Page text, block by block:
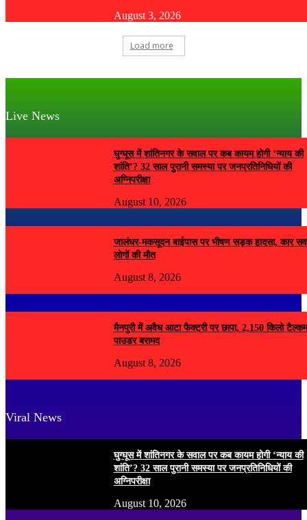
August 3, 2026
Load more
Live News
घुग्घूस में शांतिनगर के सवाल पर कब कायम होगी ‘न्याय की
शांति’? 32 साल पुरानी समस्या पर जनप्रतिनिधियों की
अग्निपरीक्षा
August 10, 2026
जालंधर-मकसूदन बाईपास पर भीषण सड़क हादसा, कार
लोगों की मौत
August 8, 2026
मैनपुरी में अवैध आटा फैक्ट्री पर छापा, 2,150 किलो टैल्कम
पाउडर बरामद
August 8, 2026
Viral News
घुग्घूस में शांतिनगर के सवाल पर कब कायम होगी ‘न्याय की
शांति’? 32 साल पुरानी समस्या पर जनप्रतिनिधियों की
अग्निपरीक्षा
August 10, 2026